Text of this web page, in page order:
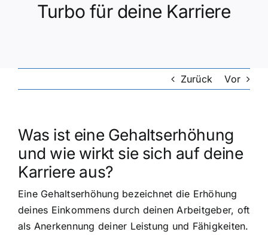
Turbo für deine Karriere
Zurück Vor
Was ist eine Gehaltserhöhung
und wie wirkt sie sich auf deine
Karriere aus?
Eine Gehaltserhöhung bezeichnet die Erhöhung
deines Einkommens durch deinen Arbeitgeber, oft
als Anerkennung deiner Leistung und Fähigkeiten.